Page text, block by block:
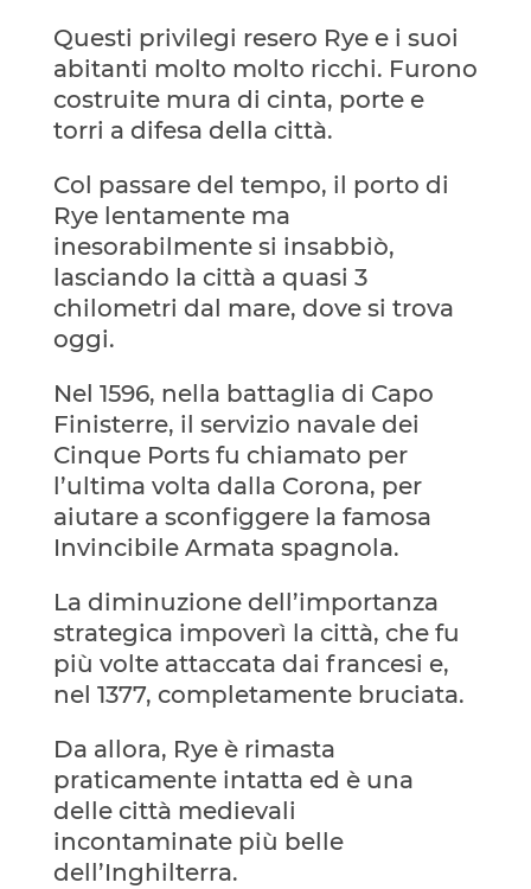
Questi privilegi resero Rye e i suoi
abitanti molto molto ricchi. Furono
costruite mura di cinta, porte e
torri a difesa della città.
Col passare del tempo, il porto di
Rye lentamente ma
inesorabilmente si insabbiò,
lasciando la città a quasi 3
chilometri dal mare, dove si trova
oggi.
Nel 1596, nella battaglia di Capo
Finisterre, il servizio navale dei
Cinque Ports fu chiamato per
l’ultima volta dalla Corona, per
aiutare a sconfiggere la famosa
Invincibile Armata spagnola.
La diminuzione dell’importanza
strategica impoverì la città, che fu
più volte attaccata dai francesi e,
nel 1377, completamente bruciata.
Da allora, Rye è rimasta
praticamente intatta ed è una
delle città medievali
incontaminate più belle
dell’Inghilterra.